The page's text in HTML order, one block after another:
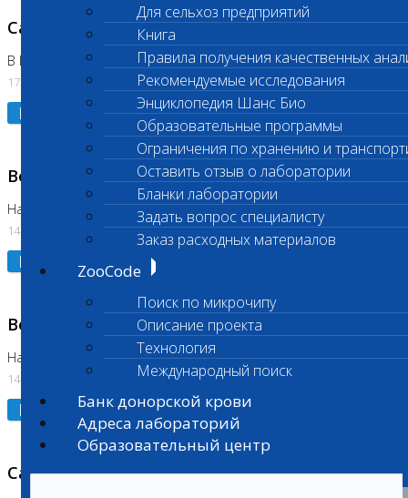
Для сельхоз предприятий
Книга
Правила получения качественных
Рекомендуемые исследования
Энциклопедия Шанс Био
Образовательные программы
Ограничения по хранению и
Оставить отзыв о лаборатории
Бланки лаборатории
Задать вопрос специалисту
Заказ расходных материалов
ZooCode
Поиск по микрочипу
Описание проекта
Технология
Международный поиск
Банк донорской крови
Адреса лабораторий
Образовательный центр
Санитарный день
В Бутово
17.07.2026
Подробнее
Возобновлено выполнение исследования
На Нагорной (Код 961, 962)
14.07.2026
Подробнее
Возобновлено выполнение исследования
На Нагорной (Код 157)
14.07.2026
Подробнее
Санитарный день